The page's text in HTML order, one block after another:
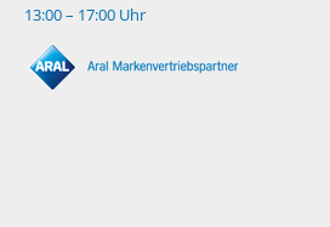
13:00 – 17:00 Uhr